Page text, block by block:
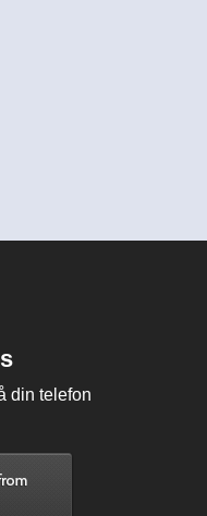
din telefon